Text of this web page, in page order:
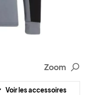
Zoom
Voir les accessoires